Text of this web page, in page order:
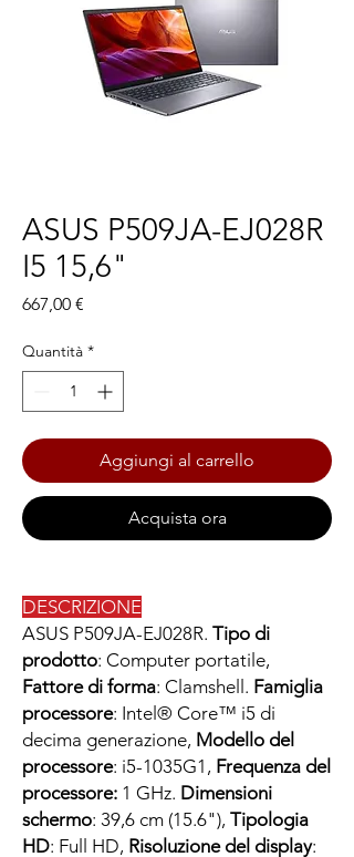
ASUS P509JA-EJ028R
I5 15,6"
667,00 €
Quantità *
Aggiungi al carrello
Acquista ora
DESCRIZIONE
ASUS P509JA-EJ028R. Tipo di
prodotto: Computer portatile,
Fattore di forma: Clamshell. Famiglia
processore: Intel® Core™ i5 di
decima generazione, Modello del
processore: i5-1035G1, Frequenza del
processore: 1 GHz. Dimensioni
schermo: 39,6 cm (15.6"), Tipologia
HD: Full HD, Risoluzione del display: